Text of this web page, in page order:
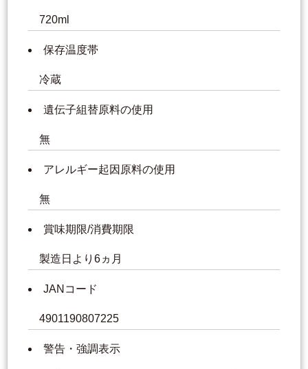
720ml
保存温度帯
冷蔵
遺伝子組替原料の使用
無
アレルギー起因原料の使用
無
賞味期限/消費期限
製造日より6ヵ月
JANコード
4901190807225
警告・強調表示